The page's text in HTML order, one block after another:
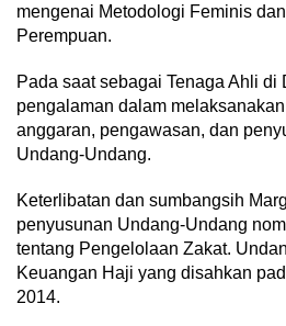
mengenai Metodologi Feminis
Perempuan.
Pada saat sebagai Tenaga Ahli di
pengalaman dalam
anggaran, pengawasan, dan
Undang-Undang.
Keterlibatan dan sumbangsih
penyusunan Undang-Undang
tentang Pengelolaan Zakat.
Keuangan Haji yang disahkan
2014.